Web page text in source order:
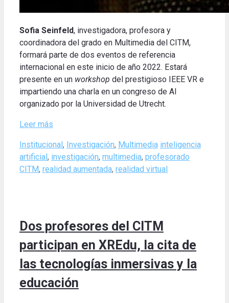
Sofia Seinfeld, investigadora, profesora y
coordinadora del grado en Multimedia del CITM,
formará parte de dos eventos de referencia
internacional en este inicio de año 2022. Estará
presente en un workshop del prestigioso IEEE VR e
impartiendo una charla en un congreso de AI
organizado por la Universidad de Utrecht.
Leer más
Categories
Institucional , Investigación, Multimedia Tags
inteligencia
artificial , investigación, multimedia, profesorado
CITM, realidad aumentada, realidad virtual
Dos profesores del CITM
participan en XREdu, la cita de
las tecnologías inmersivas y la
educación